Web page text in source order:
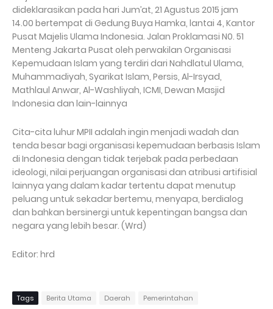
dideklarasikan pada hari Jum’at, 21 Agustus 2015 jam
14.00 bertempat di Gedung Buya Hamka, lantai 4, Kantor
Pusat Majelis Ulama Indonesia. Jalan Proklamasi N0. 51
Menteng Jakarta Pusat oleh perwakilan Organisasi
Kepemudaan Islam yang terdiri dari Nahdlatul Ulama,
Muhammadiyah, Syarikat Islam, Persis, Al-Irsyad,
Mathlaul Anwar, Al-Washliyah, ICMI, Dewan Masjid
Indonesia dan lain-lainnya
Cita-cita luhur MPII adalah ingin menjadi wadah dan
tenda besar bagi organisasi kepemudaan berbasis Islam
di Indonesia dengan tidak terjebak pada perbedaan
ideologi, nilai perjuangan organisasi dan atribusi artifisial
lainnya yang dalam kadar tertentu dapat menutup
peluang untuk sekadar bertemu, menyapa, berdialog
dan bahkan bersinergi untuk kepentingan bangsa dan
negara yang lebih besar. (Wrd)
Editor: hrd
Tags Berita Utama Daerah Pemerintahan